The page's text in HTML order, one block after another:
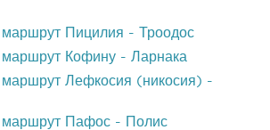
Пицилия - Троодос
Кофину - Ларнака
Лефкосия (никосия) -
маршрут Пафос - Полис